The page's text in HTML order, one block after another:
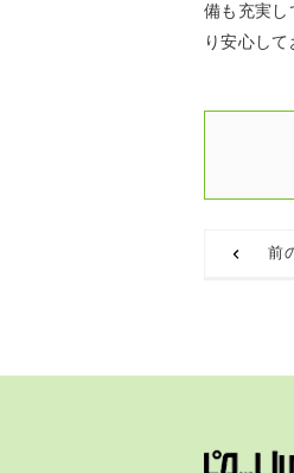
備も充実し
り安心し
前